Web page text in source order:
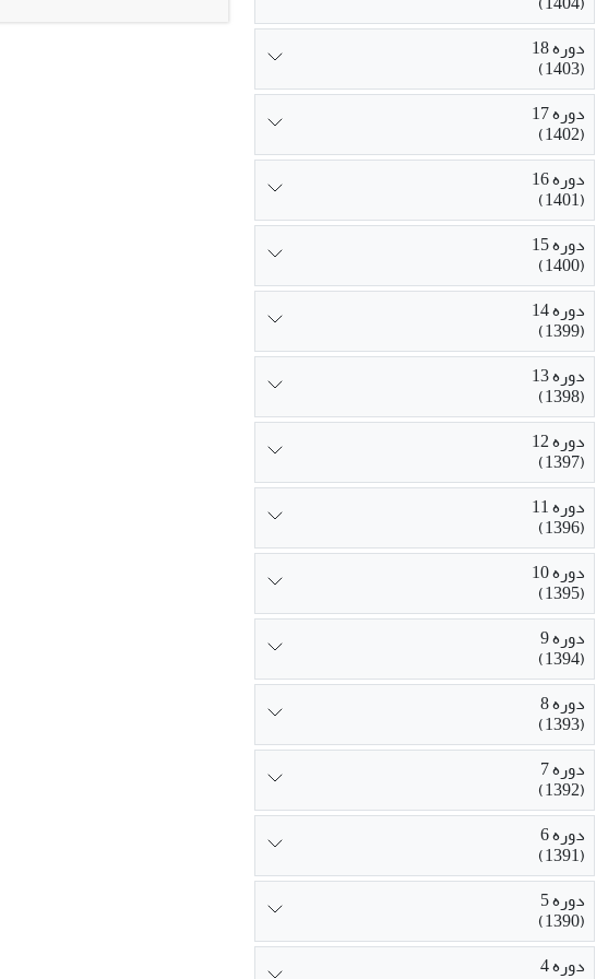
دوره 18
(1403)
دوره 17
(1402)
دوره 16
(1401)
دوره 15
(1400)
دوره 14
(1399)
دوره 13
(1398)
دوره 12
(1397)
دوره 11
(1396)
دوره 10
(1395)
دوره 9
(1394)
دوره 8
(1393)
دوره 7
(1392)
دوره 6
(1391)
دوره 5
(1390)
دوره 4